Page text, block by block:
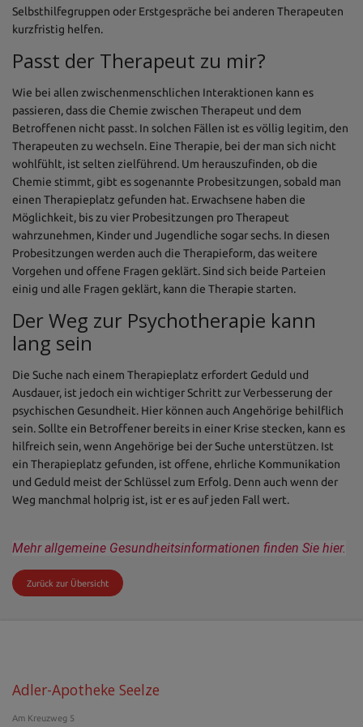
Zurück zur Übersicht
Selbsthilfegruppen oder Erstgespräche bei anderen Therapeuten
kurzfristig helfen.
Passt der Therapeut zu mir?
Wie bei allen zwischenmenschlichen Interaktionen kann es
passieren, dass die Chemie zwischen Therapeut und dem
Betroffenen nicht passt. In solchen Fällen ist es völlig legitim, den
Therapeuten zu wechseln. Eine Therapie, bei der man sich nicht
wohlfühlt, ist selten zielführend. Um herauszufinden, ob die
Chemie stimmt, gibt es sogenannte Probesitzungen, sobald man
einen Therapieplatz gefunden hat. Erwachsene haben die
Möglichkeit, bis zu vier Probesitzungen pro Therapeut
wahrzunehmen, Kinder und Jugendliche sogar sechs. In diesen
Probesitzungen werden auch die Therapieform, das weitere
Vorgehen und offene Fragen geklärt. Sind sich beide Parteien
einig und alle Fragen geklärt, kann die Therapie starten.
Der Weg zur Psychotherapie kann
lang sein
Die Suche nach einem Therapieplatz erfordert Geduld und
Ausdauer, ist jedoch ein wichtiger Schritt zur Verbesserung der
psychischen Gesundheit. Hier können auch Angehörige behilflich
sein. Sollte ein Betroffener bereits in einer Krise stecken, kann es
hilfreich sein, wenn Angehörige bei der Suche unterstützen. Ist
ein Therapieplatz gefunden, ist offene, ehrliche Kommunikation
und Geduld meist der Schlüssel zum Erfolg. Denn auch wenn der
Weg manchmal holprig ist, ist er es auf jeden Fall wert.
Mehr allgemeine Gesundheitsinformationen finden Sie hier.
Adler-Apotheke Seelze
Am Kreuzweg 5